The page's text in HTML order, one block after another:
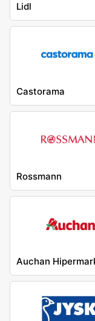
Lidl
Castorama
Rossmann
Auchan